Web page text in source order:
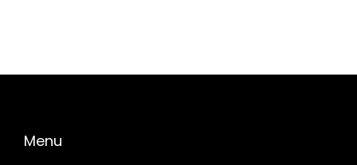
Menu